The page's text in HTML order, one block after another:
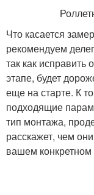
Что касается
рекомендуем
так как
этапе, будет
еще на старте. К
подходящие
тип монтажа,
расскажет, чем
вашем конкретном